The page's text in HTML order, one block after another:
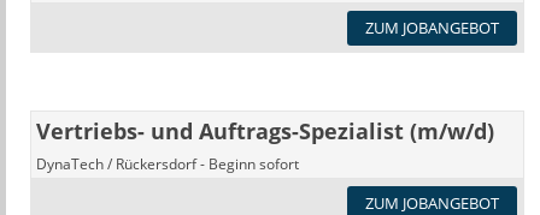
ZUM JOBANGEBOT
Vertriebs- und Auftrags-Spezialist (m/w/d)
DynaTech / Rückersdorf - Beginn sofort
ZUM JOBANGEBOT